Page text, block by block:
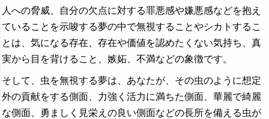
人への脅威、自分の欠点に対する罪悪感や嫌悪感などを抱え
ていることを示唆する夢の中で無視することやシカトするこ
とは、気になる存在、存在や価値を認めたくない気持ち、真
実から目を背けること、嫉妬、不満などの象徴です。
そして、虫を無視する夢は、あなたが、その虫のように想定
外の貢献をする側面、力強く活力に満ちた側面、華麗で綺麗
な側面、勇ましく見栄えの良い側面などの長所を備える虫が